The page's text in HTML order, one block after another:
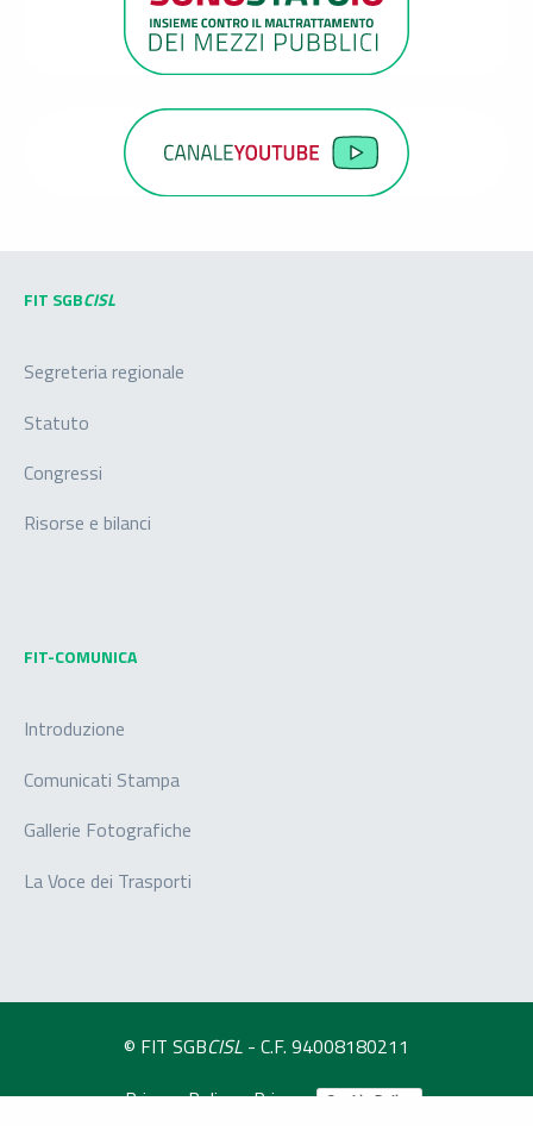
FIT SGBCISL
Segreteria regionale
Statuto
Congressi
Risorse e bilanci
FIT-COMUNICA
Introduzione
Comunicati Stampa
Gallerie Fotografiche
La Voce dei Trasporti
© FIT SGBCISL - C.F. 94008180211
-Privacy Policy-Privacy Cookie Policy